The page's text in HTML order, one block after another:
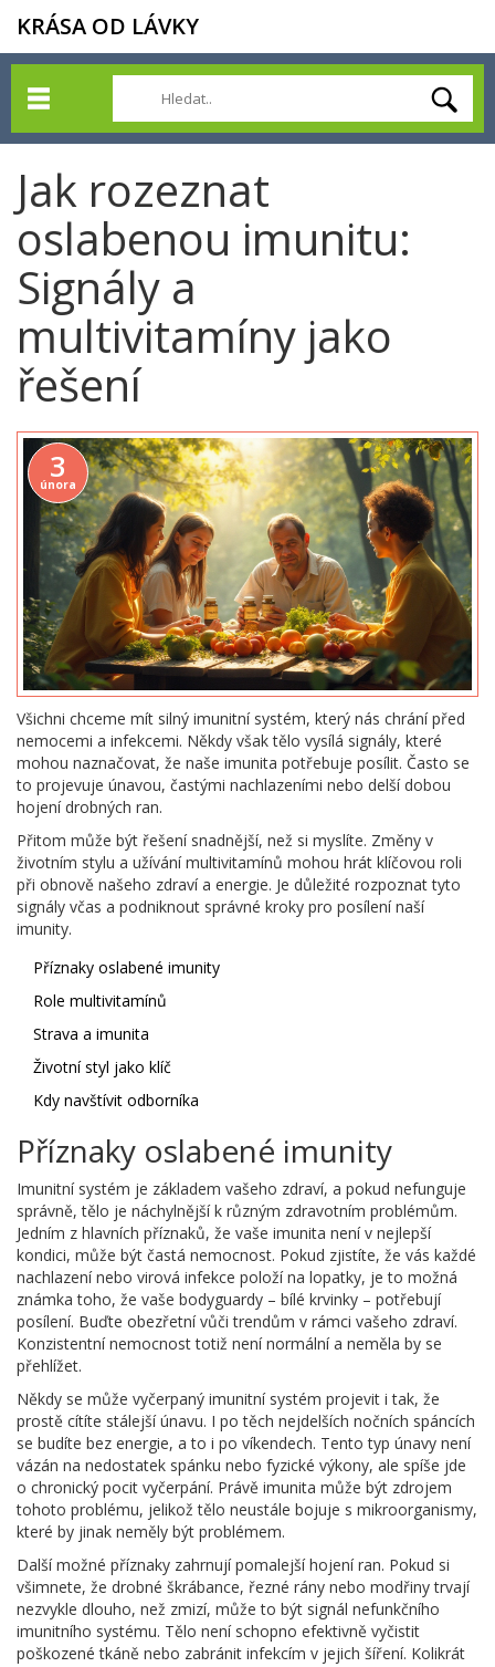
KRÁSA OD LÁVKY
Jak rozeznat
oslabenou imunitu:
Signály a
multivitamíny jako
řešení
3
února
Všichni chceme mít silný imunitní systém, který nás chrání před
nemocemi a infekcemi. Někdy však tělo vysílá signály, které
mohou naznačovat, že naše imunita potřebuje posílit. Často se
to projevuje únavou, častými nachlazeními nebo delší dobou
hojení drobných ran.
Přitom může být řešení snadnější, než si myslíte. Změny v
životním stylu a užívání multivitamínů mohou hrát klíčovou roli
při obnově našeho zdraví a energie. Je důležité rozpoznat tyto
signály včas a podniknout správné kroky pro posílení naší
imunity.
Příznaky oslabené imunity
Role multivitamínů
Strava a imunita
Životní styl jako klíč
Kdy navštívit odborníka
Příznaky oslabené imunity
Imunitní systém je základem vašeho zdraví, a pokud nefunguje
správně, tělo je náchylnější k různým zdravotním problémům.
Jedním z hlavních příznaků, že vaše imunita není v nejlepší
kondici, může být častá nemocnost. Pokud zjistíte, že vás každé
nachlazení nebo virová infekce položí na lopatky, je to možná
známka toho, že vaše bodyguardy – bílé krvinky – potřebují
posílení. Buďte obezřetní vůči trendům v rámci vašeho zdraví.
Konzistentní nemocnost totiž není normální a neměla by se
přehlížet.
Někdy se může vyčerpaný imunitní systém projevit i tak, že
prostě cítíte stálejší únavu. I po těch nejdelších nočních spáncích
se budíte bez energie, a to i po víkendech. Tento typ únavy není
vázán na nedostatek spánku nebo fyzické výkony, ale spíše jde
o chronický pocit vyčerpání. Právě imunita může být zdrojem
tohoto problému, jelikož tělo neustále bojuje s mikroorganismy,
které by jinak neměly být problémem.
Další možné příznaky zahrnují pomalejší hojení ran. Pokud si
všimnete, že drobné škrábance, řezné rány nebo modřiny trvají
nezvykle dlouho, než zmizí, může to být signál nefunkčního
imunitního systému. Tělo není schopno efektivně vyčistit
poškozené tkáně nebo zabránit infekcím v jejich šíření. Kolikrát